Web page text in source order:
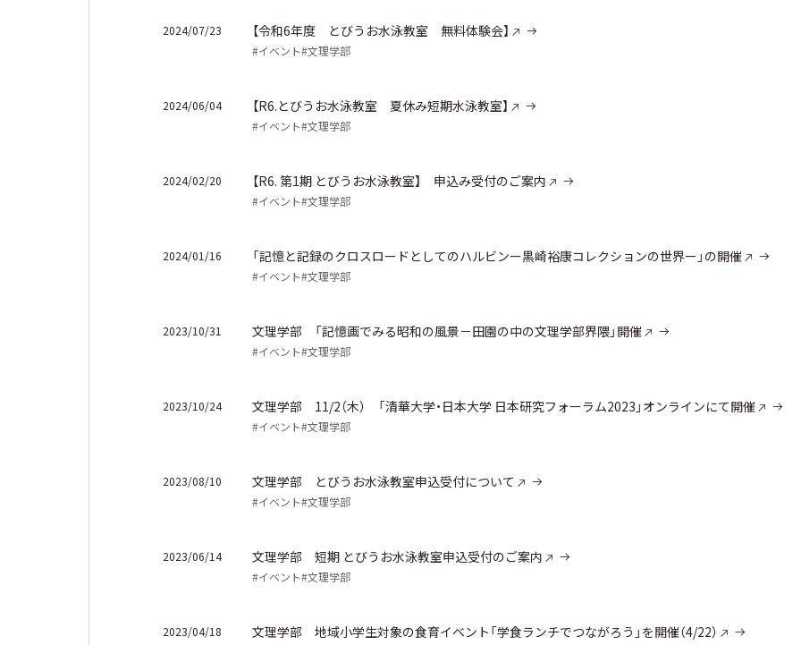
2024/07/23 【令和6年度 とびうお水泳教室 無料体験会】
#イベント#文理学部
2024/06/04 【R6.とびうお水泳教室 夏休み短期水泳教室】
#イベント#文理学部
2024/02/20 【R6. 第1期 とびうお水泳教室】 申込み受付のご案内
#イベント#文理学部
2024/01/16 「記憶と記録のクロスロードとしてのハルビンー黒崎裕康コレクションの世界ー」の開催
#イベント#文理学部
2023/10/31 文理学部 「記憶画でみる昭和の風景－田園の中の文理学部界隈」開催
#イベント#文理学部
2023/10/24 文理学部 11/2（木） 「清華大学・日本大学 日本研究フォーラム2023」オンラインにて開催
#イベント#文理学部
2023/08/10 文理学部 とびうお水泳教室申込受付について
#イベント#文理学部
2023/06/14 文理学部 短期 とびうお水泳教室申込受付のご案内
#イベント#文理学部
2023/04/18 文理学部 地域小学生対象の食育イベント「学食ランチでつながろう」を開催（4/22）